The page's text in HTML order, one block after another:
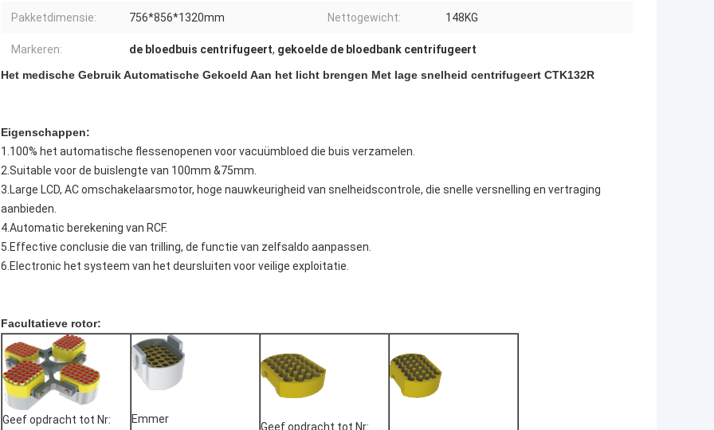
Pakketdimensie: 756*856*1320mm Nettogewicht: 148KG
Markeren: de bloedbuis centrifugeert, gekoelde de bloedbank centrifugeert
Het medische Gebruik Automatische Gekoeld Aan het licht brengen Met lage snelheid centrifugeert CTK132R
Eigenschappen:
1.100% het automatische flessenopenen voor vacuümbloed die buis verzamelen.
2.Suitable voor de buislengte van 100mm &75mm.
3.Large LCD, AC omschakelaarsmotor, hoge nauwkeurigheid van snelheidscontrole, die snelle versnelling en vertraging
aanbieden.
4.Automatic berekening van RCF.
5.Effective conclusie die van trilling, de functie van zelfsaldo aanpassen.
6.Electronic het systeem van het deursluiten voor veilige exploitatie.
Facultatieve rotor:
Geef opdracht tot Nr:
Emmer
Geef opdracht tot Nr: